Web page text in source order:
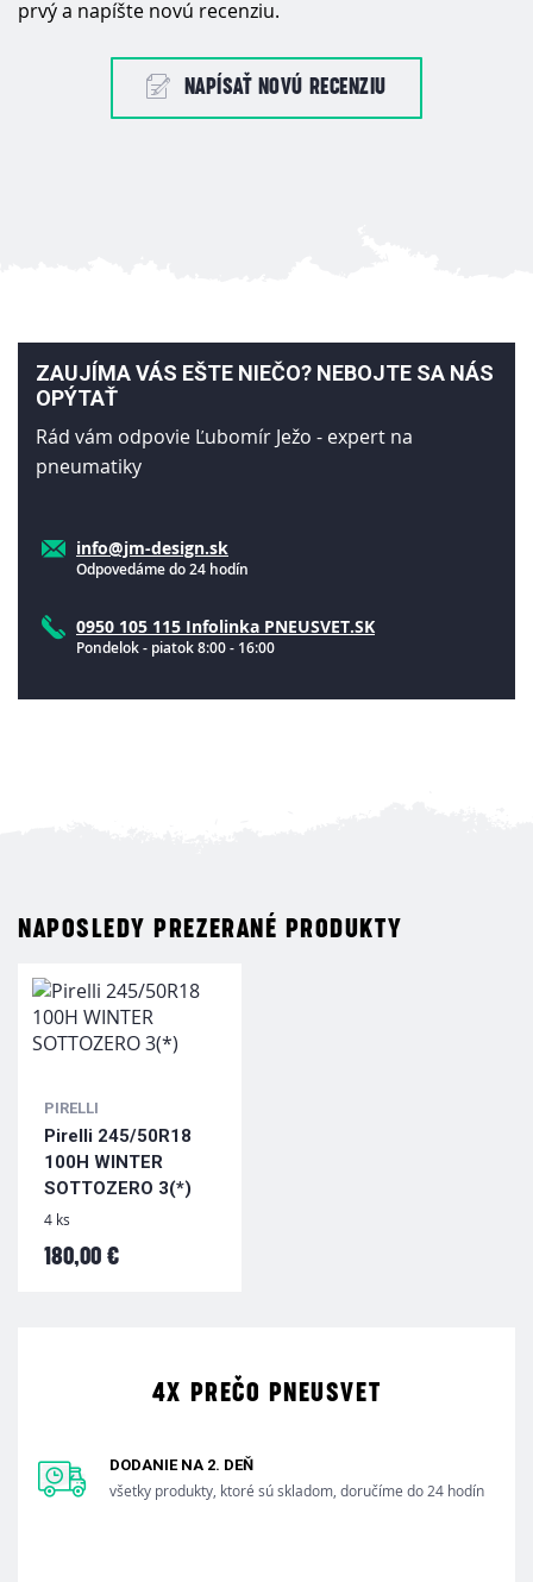
prvý a napíšte novú recenziu.
NAPÍSAŤ NOVÚ RECENZIU
ZAUJÍMA VÁS EŠTE NIEČO? NEBOJTE SA NÁS
OPÝTAŤ
Rád vám odpovie Ľubomír Ježo - expert na
pneumatiky
info@jm-design.sk
Odpovedáme do 24 hodín
0950 105 115 Infolinka PNEUSVET.SK
Pondelok - piatok 8:00 - 16:00
NAPOSLEDY PREZERANÉ PRODUKTY
PIRELLI
Pirelli 245/50R18
100H WINTER
SOTTOZERO 3(*)
4 ks
180,00 €
4X PREČO PNEUSVET
DODANIE NA 2. DEŇ
všetky produkty, ktoré sú skladom, doručíme do 24 hodín